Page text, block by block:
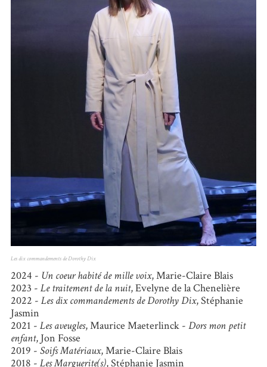
Les dix commandements de Dorothy Dix
2024 - Un coeur habité de mille voix, Marie-Claire Blais
2023 - Le traitement de la nuit, Evelyne de la Chenelière
2022 - Les dix commandements de Dorothy Dix, Stéphanie
Jasmin
2021 - Les aveugles, Maurice Maeterlinck - Dors mon petit
enfant, Jon Fosse
2019 - Soifs Matériaux, Marie-Claire Blais
2018 - Les Marguerite(s), Stéphanie Jasmin